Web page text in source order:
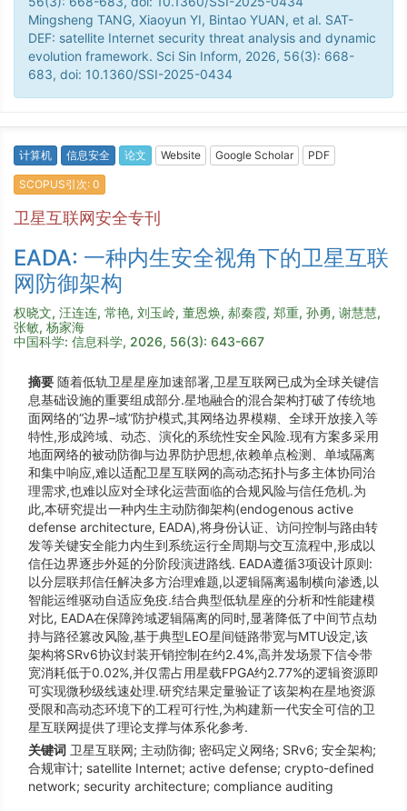
Mingsheng TANG, Xiaoyun YI, Bintao YUAN, et al. SAT-
DEF: satellite Internet security threat analysis and dynamic
evolution framework. Sci Sin Inform, 2026, 56(3): 668-
683, doi: 10.1360/SSI-2025-0434
计算机 信息安全 论文 Website Google Scholar PDF
SCOPUS引次: 0
卫星互联网安全专刊
EADA: 一种内生安全视角下的卫星互联
网防御架构
权晓文, 汪连连, 常艳, 刘玉岭, 董恩焕, 郝秦霞, 郑重, 孙勇, 谢慧慧,
张敏, 杨家海
中国科学: 信息科学, 2026, 56(3): 643-667
摘要 随着低轨卫星星座加速部署,卫星互联网已成为全球关键信
息基础设施的重要组成部分.星地融合的混合架构打破了传统地
面网络的“边界–域”防护模式,其网络边界模糊、全球开放接入等
特性,形成跨域、动态、演化的系统性安全风险.现有方案多采用
地面网络的被动防御与边界防护思想,依赖单点检测、单域隔离
和集中响应,难以适配卫星互联网的高动态拓扑与多主体协同治
理需求,也难以应对全球化运营面临的合规风险与信任危机.为
此,本研究提出一种内生主动防御架构(endogenous active
defense architecture, EADA),将身份认证、访问控制与路由转
发等关键安全能力内生到系统运行全周期与交互流程中,形成以
信任边界逐步外延的分阶段演进路线. EADA遵循3项设计原则:
以分层联邦信任解决多方治理难题,以逻辑隔离遏制横向渗透,以
智能运维驱动自适应免疫.结合典型低轨星座的分析和性能建模
对比, EADA在保障跨域逻辑隔离的同时,显著降低了中间节点劫
持与路径篡改风险,基于典型LEO星间链路带宽与MTU设定,该
架构将SRv6协议封装开销控制在约2.4%,高并发场景下信令带
宽消耗低于0.02%,并仅需占用星载FPGA约2.77%的逻辑资源即
可实现微秒级线速处理.研究结果定量验证了该架构在星地资源
受限和高动态环境下的工程可行性,为构建新一代安全可信的卫
星互联网提供了理论支撑与体系化参考.
关键词 卫星互联网; 主动防御; 密码定义网络; SRv6; 安全架构;
合规审计; satellite Internet; active defense; crypto-defined
network; security architecture; compliance auditing